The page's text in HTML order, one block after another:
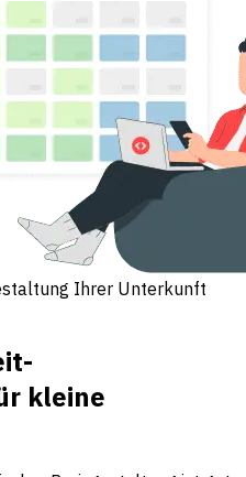
Ihrer Unterkunft
kleine